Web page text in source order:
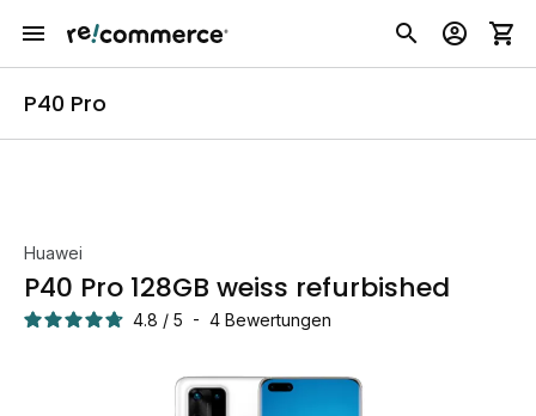
P40 Pro
Huawei
P40 Pro 128GB weiss refurbished
4.8 / 5 - 4 Bewertungen